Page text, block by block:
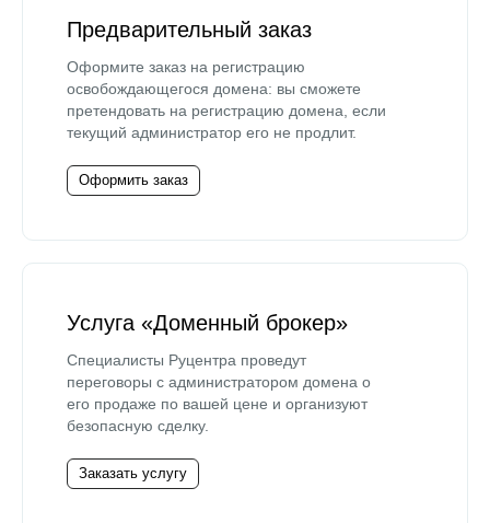
Предварительный заказ
Оформите заказ на регистрацию
освобождающегося домена: вы сможете
претендовать на регистрацию домена, если
текущий администратор его не продлит.
Оформить заказ
Услуга «Доменный брокер»
Специалисты Руцентра проведут
переговоры с администратором домена о
его продаже по вашей цене и организуют
безопасную сделку.
Заказать услугу